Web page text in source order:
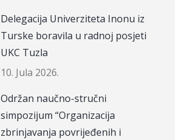
Delegacija Univerziteta Inonu iz
Turske boravila u radnoj posjeti
UKC Tuzla
10. Jula 2026.
Održan naučno-stručni
simpozijum “Organizacija
zbrinjavanja povrijeđenih i